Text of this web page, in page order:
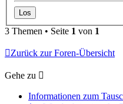
3 Themen • Seite 1 von 1
Zurück zur Foren-Übersicht
Gehe zu
Informationen zum